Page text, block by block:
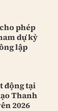
phép
dự kỳ
lập
động tại
Thanh
2026